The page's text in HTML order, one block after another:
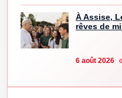
À Assise,
rêves de
6 août 2026